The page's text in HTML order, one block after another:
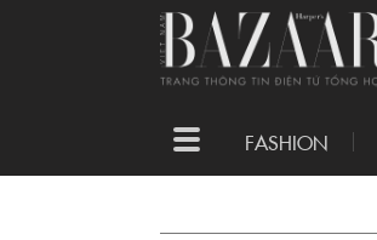
Toggle
navigation
FASHION